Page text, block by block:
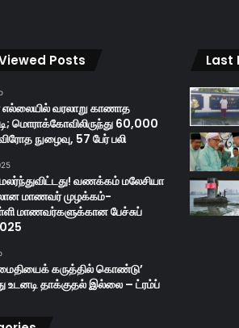
Posts
எல்லையில் வரலாறு காணாத
மொராக்கோவிலிருந்து 60,000
நுழைவு, 57 பேர் பலி
வணக்கம் மலேசியா
மாணவர் முழக்கம்-
மாணவர்களுக்கான பேச்சுப்
கருத்தில் கொண்டு’
உடனடி தாக்குதல் இல்லை – ட்ரம்ப்
Last